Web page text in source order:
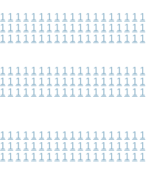
1 1 1 1 1 1 1 1 1 1 1 1 1 1 1 1 1 1 1
1 1 1 1 1 1 1 1 1 1 1 1 1 1 1 1 1 1 1
1 1 1 1 1 1 1 1 1 1 1 1 1 1 1 1 1 1 1
1 1 1 1 1 1 1 1 1 1 1 1 1 1 1 1 1 1 1
1 1 1 1 1 1 1 1 1 1 1 1 1 1 1 1 1 1 1
1 1 1 1 1 1 1 1 1 1 1 1 1 1 1 1 1 1 1
1 1 1 1 1 1 1 1 1 1 1 1 1 1 1 1 1 1 1
1 1 1 1 1 1 1 1 1 1 1 1 1 1 1 1 1 1 1
1 1 1 1 1 1 1 1 1 1 1 1 1 1 1 1 1 1 1